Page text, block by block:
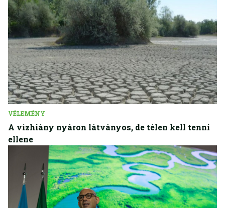
VÉLEMÉNY
A vízhiány nyáron látványos, de télen kell tenni
ellene